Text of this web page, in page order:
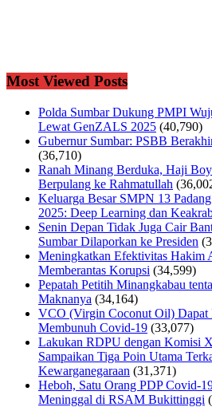
Most Viewed Posts
Polda Sumbar Dukung PMPI
Lewat GenZALS 2025 (40,790)
Gubernur Sumbar: PSBB
(36,710)
Ranah Minang Berduka, Haji
Berpulang ke Rahmatullah
Keluarga Besar SMPN 13
2025: Deep Learning dan
Senin Depan Tidak Juga Cair
Sumbar Dilaporkan ke Presiden
Meningkatkan Efektivitas Hakim
Memberantas Korupsi (34,599)
Pepatah Petitih Minangkabau
Maknanya (34,164)
VCO (Virgin Coconut Oil) Dapat
Membunuh Covid-19 (33,077)
Lakukan RDPU dengan
Sampaikan Tiga Poin Utama
Kewarganegaraan (31,371)
Heboh, Satu Orang PDP Covid-
Meninggal di RSAM Bukittinggi